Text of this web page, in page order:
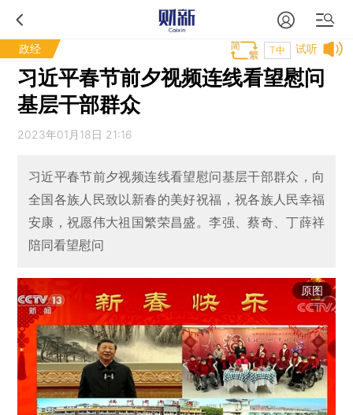
政经 试听
T中
习近平春节前夕视频连线看望慰问
基层干部群众
2023年01月18日 21:16
习近平春节前夕视频连线看望慰问基层干部群众，向
全国各族人民致以新春的美好祝福，祝各族人民幸福
安康，祝愿伟大祖国繁荣昌盛。李强、蔡奇、丁薛祥
陪同看望慰问
原图